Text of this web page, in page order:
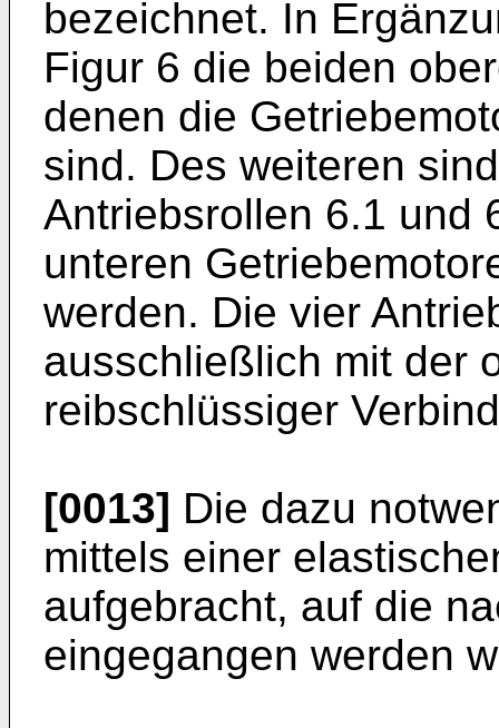
bezeichnet. In
Figur 6 die beiden
denen die
sind. Des weiteren
Antriebsrollen 6.1 und
unteren
werden. Die vier
ausschließlich mit der
reibschlüssiger
[0013] Die dazu
mittels einer
aufgebracht, auf die
eingegangen werden